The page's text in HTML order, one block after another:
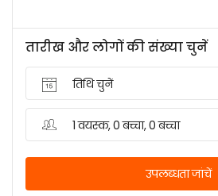
तारीख और लोगों की संख्या चुनें
तिथि चुनें
1 वयस्क, 0 बच्चा, 0 बच्चा
उपलब्धता जांचें